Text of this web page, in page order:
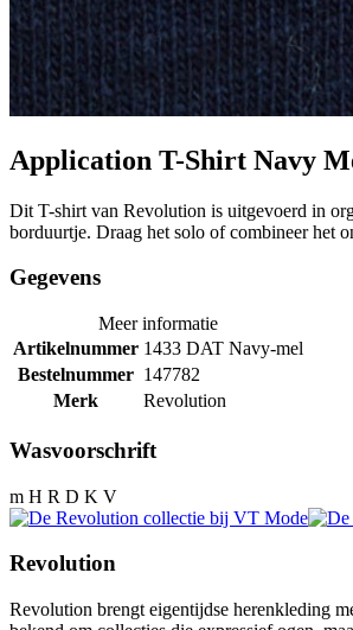
Application T-Shirt Navy
Dit T-shirt van Revolution is uitgevoerd in
borduurtje. Draag het solo of combineer het
Gegevens
Meer informatie
Artikelnummer 1433 DAT Navy-mel
Bestelnummer 147782
Merk
Revolution
Wasvoorschrift
m H R D K V
Revolution
Revolution brengt eigentijdse herenkleding